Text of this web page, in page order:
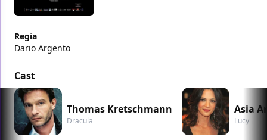
Regia
Dario Argento
Cast
Thomas Kretschmann
Dracula
Asia
Lucy